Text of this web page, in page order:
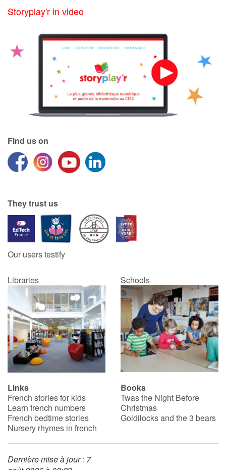
Storyplay'r in video
Find us on
They trust us
Our users testify
Libraries Schools
Links
French stories for kids
Learn french numbers
French bedtime stories
Nursery rhymes in french
Books
Twas the Night Before
Christmas
Goldilocks and the 3 bears
Dernière mise à jour : 7